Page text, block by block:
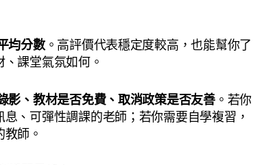
均分數。高評價代表穩定度較高，也能幫你了
課堂氣氛如何。
影、教材是否免費、取消政策是否友善。若你
、可彈性調課的老師；若你需要自學複習，
師。